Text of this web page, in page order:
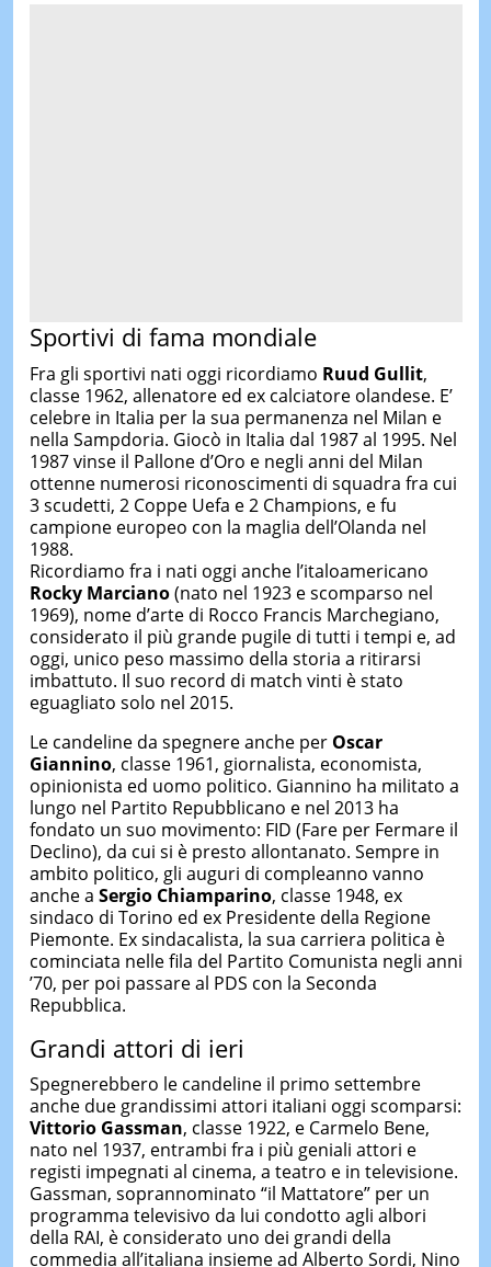
Sportivi di fama mondiale
Fra gli sportivi nati oggi ricordiamo Ruud Gullit,
classe 1962, allenatore ed ex calciatore olandese. E’
celebre in Italia per la sua permanenza nel Milan e
nella Sampdoria. Giocò in Italia dal 1987 al 1995. Nel
1987 vinse il Pallone d’Oro e negli anni del Milan
ottenne numerosi riconoscimenti di squadra fra cui
3 scudetti, 2 Coppe Uefa e 2 Champions, e fu
campione europeo con la maglia dell’Olanda nel
1988.
Ricordiamo fra i nati oggi anche l’italoamericano
Rocky Marciano(nato nel 1923 e scomparso nel
1969), nome d’arte di Rocco Francis Marchegiano,
considerato il più grande pugile di tutti i tempi e, ad
oggi, unico peso massimo della storia a ritirarsi
imbattuto. Il suo record di match vinti è stato
eguagliato solo nel 2015.
Le candeline da spegnere anche per Oscar
Giannino, classe 1961, giornalista, economista,
opinionista ed uomo politico. Giannino ha militato a
lungo nel Partito Repubblicano e nel 2013 ha
fondato un suo movimento: FID (Fare per Fermare il
Declino), da cui si è presto allontanato. Sempre in
ambito politico, gli auguri di compleanno vanno
anche a Sergio Chiamparino, classe 1948, ex
sindaco di Torino ed ex Presidente della Regione
Piemonte. Ex sindacalista, la sua carriera politica è
cominciata nelle fila del Partito Comunista negli anni
’70, per poi passare al PDS con la Seconda
Repubblica.
Grandi attori di ieri
Spegnerebbero le candeline il primo settembre
anche due grandissimi attori italiani oggi scomparsi:
Vittorio Gassman, classe 1922, e Carmelo Bene,
nato nel 1937, entrambi fra i più geniali attori e
registi impegnati al cinema, a teatro e in televisione.
Gassman, soprannominato “il Mattatore” per un
programma televisivo da lui condotto agli albori
della RAI, è considerato uno dei grandi della
commedia all’italiana insieme ad Alberto Sordi, Nino